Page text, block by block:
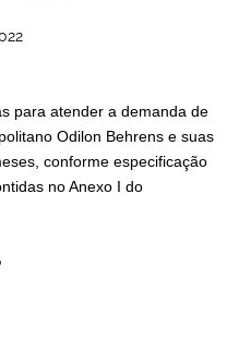
para atender a demanda de
Odilon Behrens e suas
conforme especificação
no Anexo I do